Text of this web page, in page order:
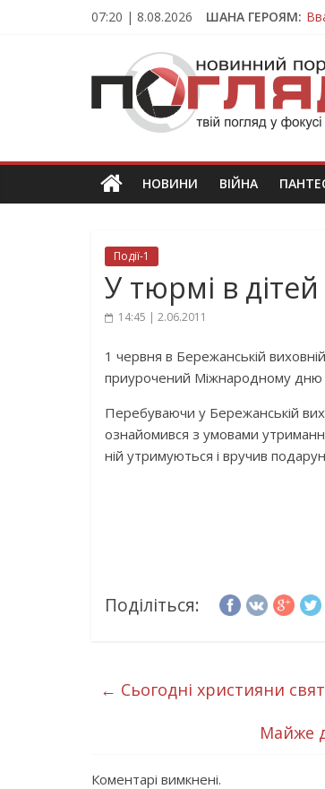
07:20 | 8.08.2026 ШАНА ГЕРОЯМ:
ПОГЛЯД
Новини
Тернополя.
новини
та
НОВИНИ ВІЙНА
Події-1
У тюрмі в
14:45 | 2.06.2011
1 червня в Бережанській
приурочений Міжнародному дню
Перебуваючи у Бережанській
ознайомився з умовами
ній утримуються і вручив
Поділіться:
← Сьогодні християни
Майже
Коментарі вимкнені.